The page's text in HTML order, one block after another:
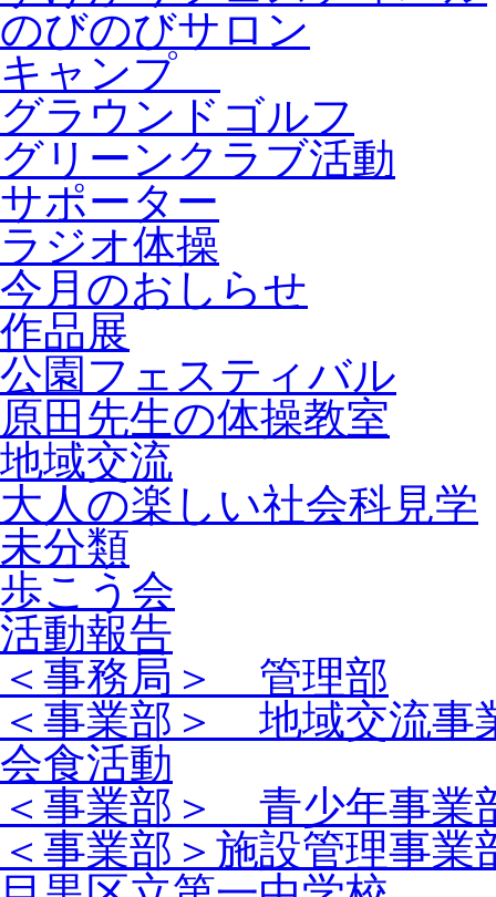
のびのびサロン
キャンプ
グラウンドゴルフ
グリーンクラブ活動
サポーター
ラジオ体操
今月のおしらせ
作品展
公園フェスティバル
原田先生の体操教室
地域交流
大人の楽しい社会科見学
未分類
歩こう会
活動報告
＜事務局＞ 管理部
＜事業部＞ 地域交流事
会食活動
＜事業部＞ 青少年事業
＜事業部＞施設管理事業